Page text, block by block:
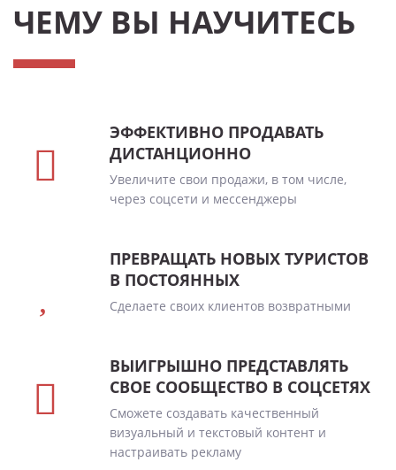
ЧЕМУ ВЫ НАУЧИТЕСЬ
ЭФФЕКТИВНО ПРОДАВАТЬ
ДИСТАНЦИОННО
Увеличите свои продажи, в том числе,
через соцсети и мессенджеры
ПРЕВРАЩАТЬ НОВЫХ ТУРИСТОВ
В ПОСТОЯННЫХ
Сделаете своих клиентов возвратными
ВЫИГРЫШНО ПРЕДСТАВЛЯТЬ
СВОЕ СООБЩЕСТВО В СОЦСЕТЯХ
Сможете создавать качественный
визуальный и текстовый контент и
настраивать рекламу